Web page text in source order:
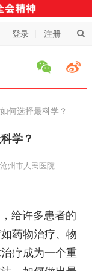
登录 注册
何选择最科学？
学？
州市人民医院
给许多患者的
药物治疗、物
疗成为一个重